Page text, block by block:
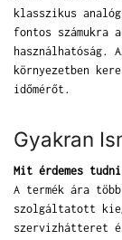
klasszikus
fontos számukra
használhatóság.
környezetben
időmérőt.
Gyakran
Mit érdemes tudni
A termék ára
szolgáltatott
szervizhátteret